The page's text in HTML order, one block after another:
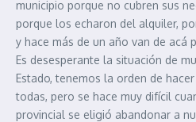
municipio porque no cubren sus
porque los echaron del alquiler,
y hace más de un año van de acá
Es desesperante la situación de
Estado, tenemos la orden de
todas, pero se hace muy difícil
provincial se eligió abandonar a